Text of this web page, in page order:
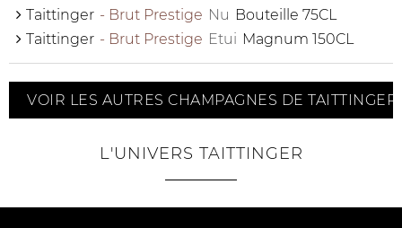
Taittinger - Brut Prestige Nu Bouteille 75CL
Taittinger - Brut Prestige Etui Magnum 150CL
VOIR LES AUTRES CHAMPAGNES DE TAITTINGER
L'UNIVERS TAITTINGER